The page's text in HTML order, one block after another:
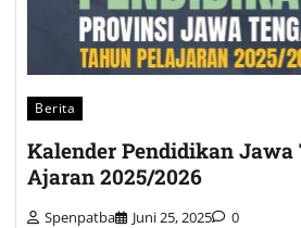
Berita
Kalender Pendidikan Jawa
Ajaran 2025/2026
Spenpatba Juni 25, 2025 0